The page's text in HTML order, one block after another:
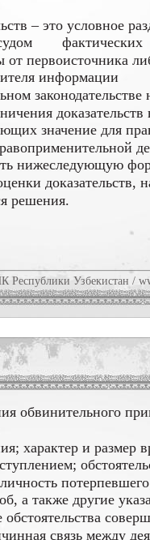
– это условное
фактических
от первоисточника
информации
законодательстве
значение для
нижеследующую
доказательств,
решения.
Республики Узбекистан /
обвинительного
характер и размер
а также другие
связь между